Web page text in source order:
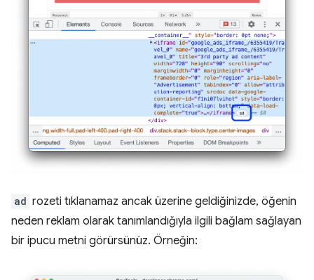
ad rozeti tıklanamaz ancak üzerine geldiğinizde, öğenin
neden reklam olarak tanımlandığıyla ilgili bağlam sağlayan
bir ipucu metni görürsünüz. Örneğin: